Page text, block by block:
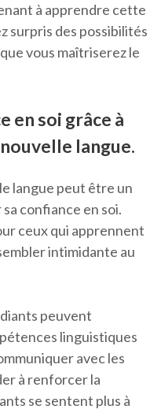
à apprendre cette
surpris des possibilités
vous maîtriserez le
en soi grâce à
langue.
langue peut être un
confiance en soi.
ceux qui apprennent
intimidante au
peuvent
linguistiques
avec les
à renforcer la
se sentent plus à